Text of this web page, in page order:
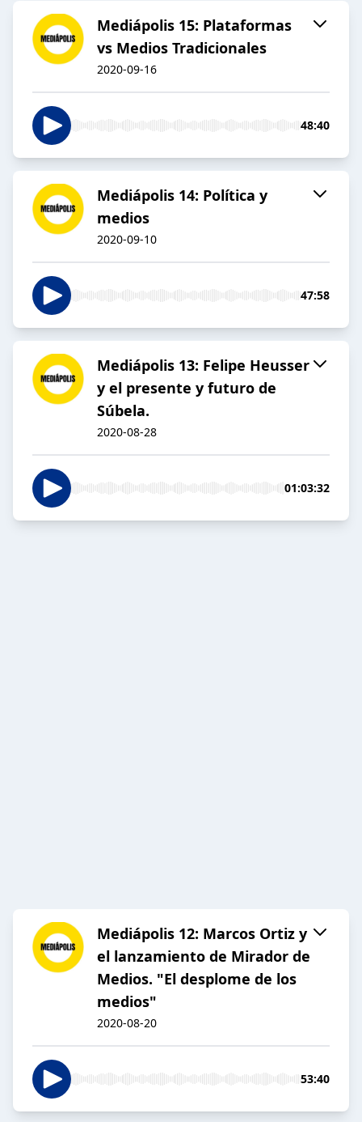
Mediápolis 15: Plataformas
vs Medios Tradicionales
2020-09-16
48:40
Mediápolis 14: Política y
medios
2020-09-10
47:58
Mediápolis 13: Felipe Heusser
y el presente y futuro de
Súbela.
2020-08-28
01:03:32
Mediápolis 12: Marcos Ortiz y
el lanzamiento de Mirador de
Medios. "El desplome de los
medios"
2020-08-20
53:40